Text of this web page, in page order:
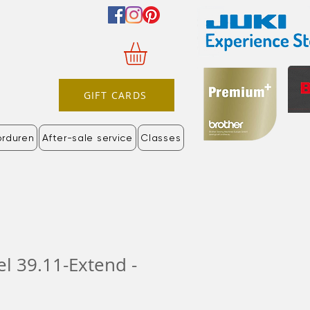
GIFT CARDS
After-sale service Classes
39.11-Extend -